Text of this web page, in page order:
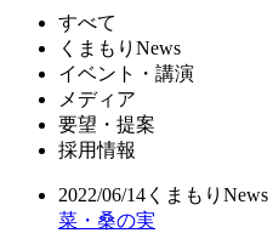
すべて
くまもりNews
イベント・講演
メディア
要望・提案
採用情報
2022/06/14 くまもりNews
菜・桑の実